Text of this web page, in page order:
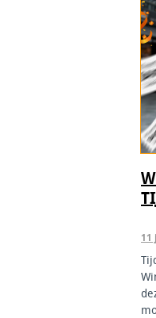
11